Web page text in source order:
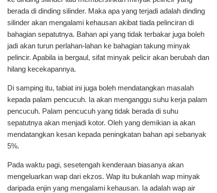
berada di dinding silinder. Maka apa yang terjadi adalah dinding
silinder akan mengalami kehausan akibat tiada pelinciran di
bahagian sepatutnya. Bahan api yang tidak terbakar juga boleh
jadi akan turun perlahan-lahan ke bahagian takung minyak
pelincir. Apabila ia bergaul, sifat minyak pelicir akan berubah dan
hilang kecekapannya.
Di samping itu, tabiat ini juga boleh mendatangkan masalah
kepada palam pencucuh. Ia akan menganggu suhu kerja palam
pencucuh. Palam pencucuh yang tidak berada di suhu
sepatutnya akan menjadi kotor. Oleh yang demikian ia akan
mendatangkan kesan kepada peningkatan bahan api sebanyak
5%.
Pada waktu pagi, sesetengah kenderaan biasanya akan
mengeluarkan wap dari ekzos. Wap itu bukanlah wap minyak
daripada enjin yang mengalami kehausan. Ia adalah wap air